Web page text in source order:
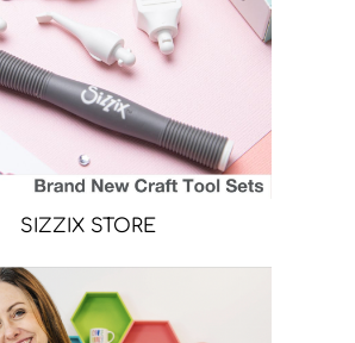
SIZZIX STORE